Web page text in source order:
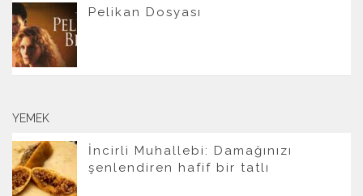
Pelikan Dosyası
YEMEK
İncirli Muhallebi: Damağınızı
şenlendiren hafif bir tatlı